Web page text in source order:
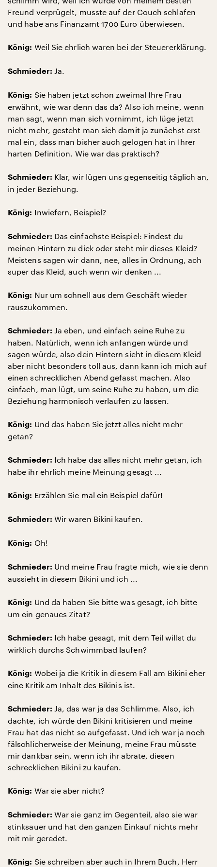
Freund verprügelt, musste auf der Couch schlafen
und habe ans Finanzamt 1700 Euro überwiesen.
König: Weil Sie ehrlich waren bei der Steuererklärung.
Schmieder: Ja.
König: Sie haben jetzt schon zweimal Ihre Frau
erwähnt, wie war denn das da? Also ich meine, wenn
man sagt, wenn man sich vornimmt, ich lüge jetzt
nicht mehr, gesteht man sich damit ja zunächst erst
mal ein, dass man bisher auch gelogen hat in Ihrer
harten Definition. Wie war das praktisch?
Schmieder: Klar, wir lügen uns gegenseitig täglich an,
in jeder Beziehung.
König: Inwiefern, Beispiel?
Schmieder: Das einfachste Beispiel: Findest du
meinen Hintern zu dick oder steht mir dieses Kleid?
Meistens sagen wir dann, nee, alles in Ordnung, ach
super das Kleid, auch wenn wir denken ...
König: Nur um schnell aus dem Geschäft wieder
rauszukommen.
Schmieder: Ja eben, und einfach seine Ruhe zu
haben. Natürlich, wenn ich anfangen würde und
sagen würde, also dein Hintern sieht in diesem Kleid
aber nicht besonders toll aus, dann kann ich mich auf
einen schrecklichen Abend gefasst machen. Also
einfach, man lügt, um seine Ruhe zu haben, um die
Beziehung harmonisch verlaufen zu lassen.
König: Und das haben Sie jetzt alles nicht mehr
getan?
Schmieder: Ich habe das alles nicht mehr getan, ich
habe ihr ehrlich meine Meinung gesagt ...
König: Erzählen Sie mal ein Beispiel dafür!
Schmieder: Wir waren Bikini kaufen.
König: Oh!
Schmieder: Und meine Frau fragte mich, wie sie denn
aussieht in diesem Bikini und ich ...
König: Und da haben Sie bitte was gesagt, ich bitte
um ein genaues Zitat?
Schmieder: Ich habe gesagt, mit dem Teil willst du
wirklich durchs Schwimmbad laufen?
König: Wobei ja die Kritik in diesem Fall am Bikini eher
eine Kritik am Inhalt des Bikinis ist.
Schmieder: Ja, das war ja das Schlimme. Also, ich
dachte, ich würde den Bikini kritisieren und meine
Frau hat das nicht so aufgefasst. Und ich war ja noch
fälschlicherweise der Meinung, meine Frau müsste
mir dankbar sein, wenn ich ihr abrate, diesen
schrecklichen Bikini zu kaufen.
König: War sie aber nicht?
Schmieder: War sie ganz im Gegenteil, also sie war
stinksauer und hat den ganzen Einkauf nichts mehr
mit mir geredet.
König: Sie schreiben aber auch in Ihrem Buch, Herr